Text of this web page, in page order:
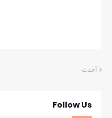
أحدث
Follow Us